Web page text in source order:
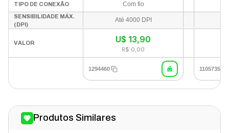
TIPO DE CONEXÃO Com fio
SENSIBILIDADE MÁX.
(DPI)
Até 4000 DPI
VALOR U$ 13,90
R$ 0,00
1294460 1105735
Produtos Similares